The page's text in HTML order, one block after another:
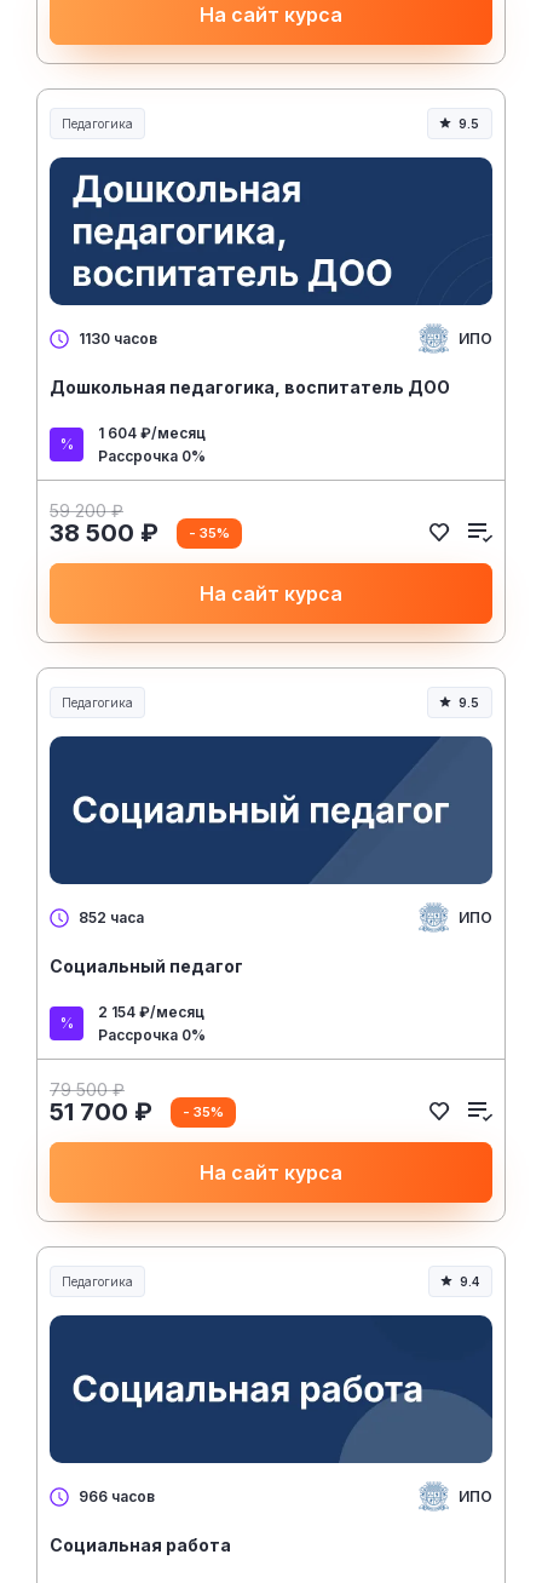
На сайт курса
Педагогика
Образование и педагогика
9.5
1130 часов ИПО
Дошкольная педагогика, воспитатель ДОО
1 604 ₽/месяц
Рассрочка 0%
59 200 ₽
38 500 ₽ - 35%
На сайт курса
Педагогика
Образование и педагогика
9.5
852 часа ИПО
Социальный педагог
2 154 ₽/месяц
Рассрочка 0%
79 500 ₽
51 700 ₽ - 35%
На сайт курса
Педагогика
Образование и педагогика
9.4
966 часов ИПО
Социальная работа